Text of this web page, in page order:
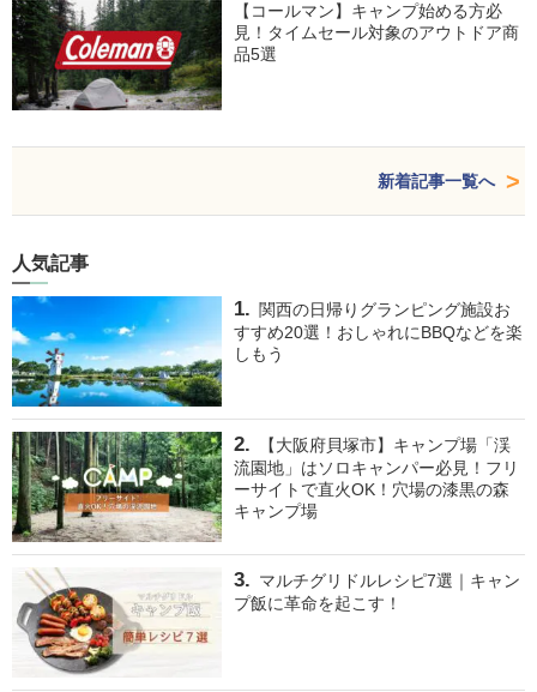
【コールマン】キャンプ始める方必
見！タイムセール対象のアウトドア商
品5選
新着記事一覧へ
人気記事
関西の日帰りグランピング施設お
すすめ20選！おしゃれにBBQなどを楽
しもう
【大阪府貝塚市】キャンプ場「渓
流園地」はソロキャンパー必見！フリ
ーサイトで直火OK！穴場の漆黒の森
キャンプ場
マルチグリドルレシピ7選｜キャン
プ飯に革命を起こす！